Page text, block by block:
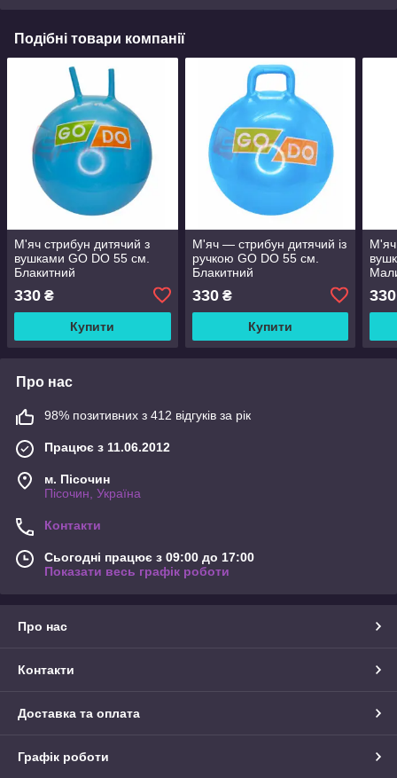
Подібні товари компанії
М'яч стрибун дитячий з
вушками GO DO 55 см.
Блакитний
330 ₴
Купити
М'яч — стрибун дитячий із
ручкою GO DO 55 см.
Блакитний
330₴
Купити
М'яч
330
Про нас
98% позитивних з 412 відгуків за рік
Працює з 11.06.2012
м. Пісочин
Пісочин, Україна
Контакти
Сьогодні працює з 09:00 до 17:00
Показати весь графік роботи
Про нас
Контакти
Доставка та оплата
Графік роботи